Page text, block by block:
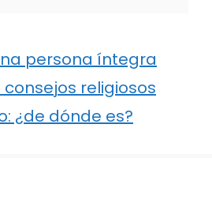
persona íntegra
consejos religiosos
¿de dónde es?